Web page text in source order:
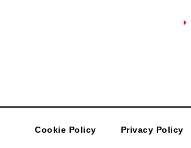
Cookie Policy Privacy Policy